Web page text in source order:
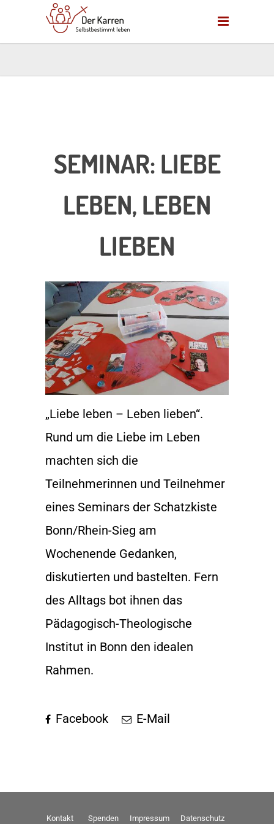
SEMINAR: LIEBE
LEBEN, LEBEN
LIEBEN
„Liebe leben – Leben lieben“.
Rund um die Liebe im Leben
machten sich die
Teilnehmerinnen und Teilnehmer
eines Seminars der Schatzkiste
Bonn/Rhein-Sieg am
Wochenende Gedanken,
diskutierten und bastelten. Fern
des Alltags bot ihnen das
Pädagogisch-Theologische
Institut in Bonn den idealen
Rahmen.
Facebook E-Mail
Kontakt Spenden Impressum Datenschutz